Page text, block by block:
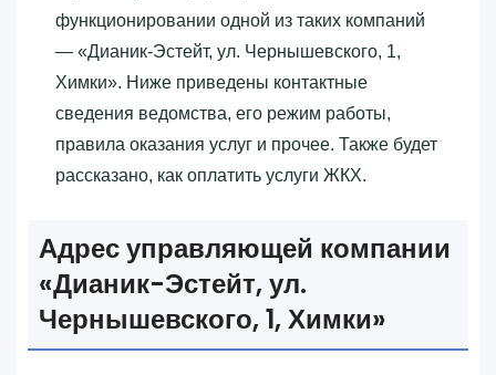
функционировании одной из таких компаний
— «‎Дианик-Эстейт, ул. Чернышевского, 1,
Химки»‎. Ниже приведены контактные
сведения ведомства, его режим работы,
правила оказания услуг и прочее. Также будет
рассказано, как оплатить услуги ЖКХ.
Адрес управляющей компании
«‎Дианик-Эстейт, ул.
Чернышевского, 1, Химки»‎